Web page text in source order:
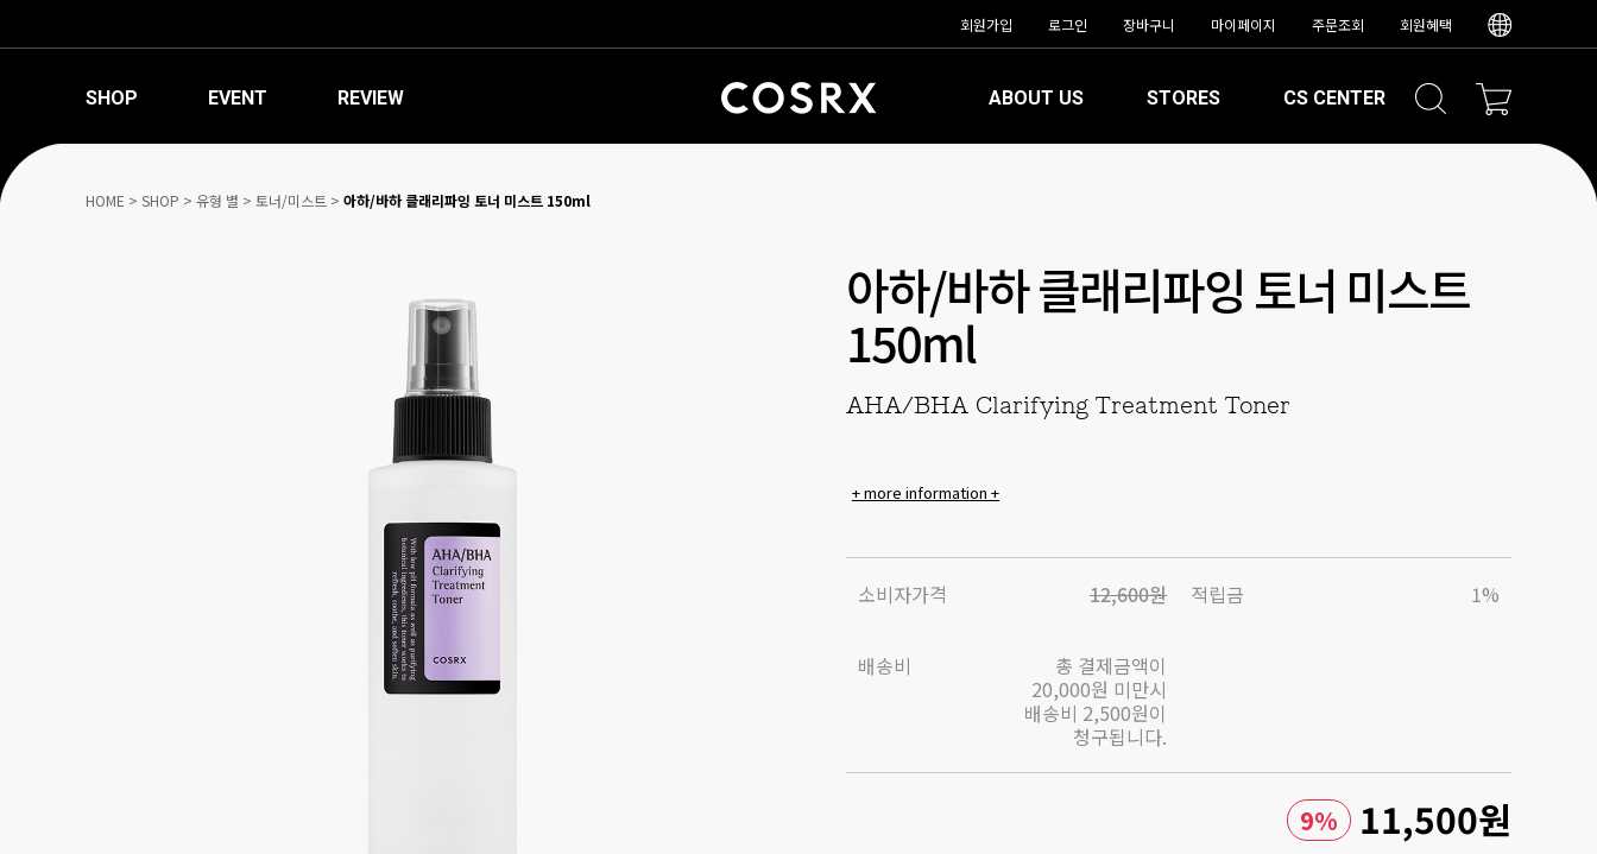
회원가입 로그인 장바구니 마이페이지 주문조회 회원혜택
SHOP EVENT REVIEW ABOUT US STORES CS CENTER
HOME > SHOP > 유형 별 > 토너/미스트 > 아하/바하 클래리파잉 토너 미스트 150ml
아하/바하 클래리파잉 토너 미스트
150ml
AHA/BHA Clarifying Treatment Toner
+ more information +
소비자가격 12,600원 적립금 1%
배송비
총 결제금액이
20,000원 미만시
배송비 2,500원이
청구됩니다.
9% 11,500원